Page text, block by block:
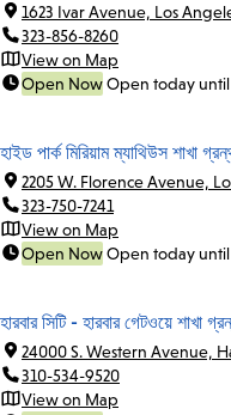
1623 Ivar Avenue, Los
323-856-8260
View on Map
Open NowOpen today until
হাইড পার্ক মিরিয়াম ম্যাথিউস শাখা
2205 W. Florence Avenue,
323-750-7241
View on Map
Open NowOpen today until
হারবার সিটি - হারবার গেটওয়ে শাখা
24000 S. Western Avenue,
310-534-9520
View on Map